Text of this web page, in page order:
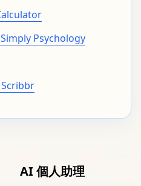
Psychology
Scribbr
AI 個人助理